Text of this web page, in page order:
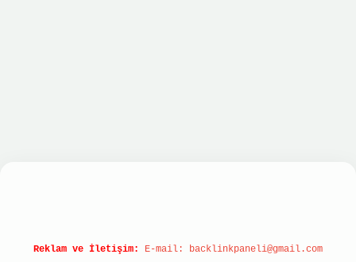
Reklam ve İletişim: E-mail: backlinkpaneli@gmail.com